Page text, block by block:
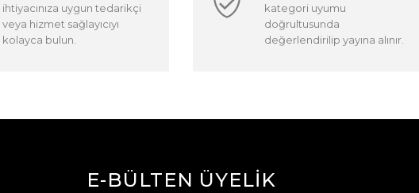
ihtiyacınıza uygun tedarikçi
veya hizmet sağlayıcıyı
kolayca bulun.
kategori uyumu
doğrultusunda
değerlendirilip yayına alınır.
E-BÜLTEN ÜYELİK